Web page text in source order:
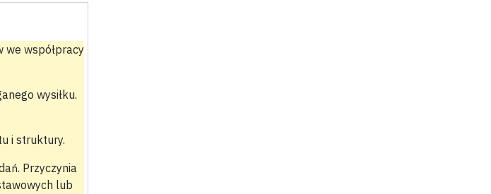
we współpracy
wysiłku.
i struktury.
Przyczynia
lub